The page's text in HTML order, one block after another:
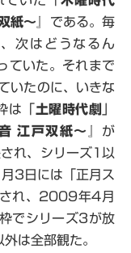
紙〜 』である。毎
次はどうなるん
ていた。それまで
いたのに、いきな
は「 土曜時代劇
江戸双紙〜 』が
れ、シリーズ1以
3日には「正月ス
され、2009年4月
でシリーズ3が放
は全部観た。